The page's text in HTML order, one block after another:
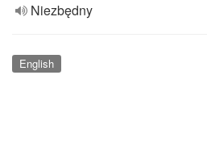
Niezbędny
English